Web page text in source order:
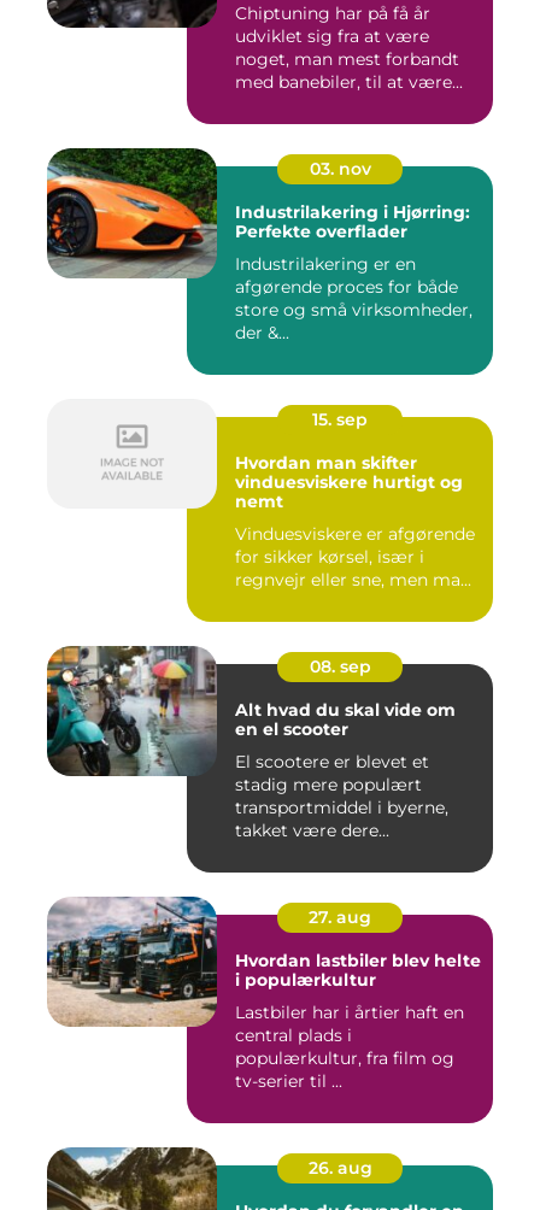
Chiptuning har på få år
udviklet sig fra at være
noget, man mest forbandt
med banebiler, til at være...
03. nov
Industrilakering i Hjørring:
Perfekte overflader
Industrilakering er en
afgørende proces for både
store og små virksomheder,
der &...
15. sep
Hvordan man skifter
vinduesviskere hurtigt og
nemt
Vinduesviskere er afgørende
for sikker kørsel, især i
regnvejr eller sne, men ma...
08. sep
Alt hvad du skal vide om
en el scooter
El scootere er blevet et
stadig mere populært
transportmiddel i byerne,
takket være dere...
27. aug
Hvordan lastbiler blev helte
i populærkultur
Lastbiler har i årtier haft en
central plads i
populærkultur, fra film og
tv-serier til ...
26. aug